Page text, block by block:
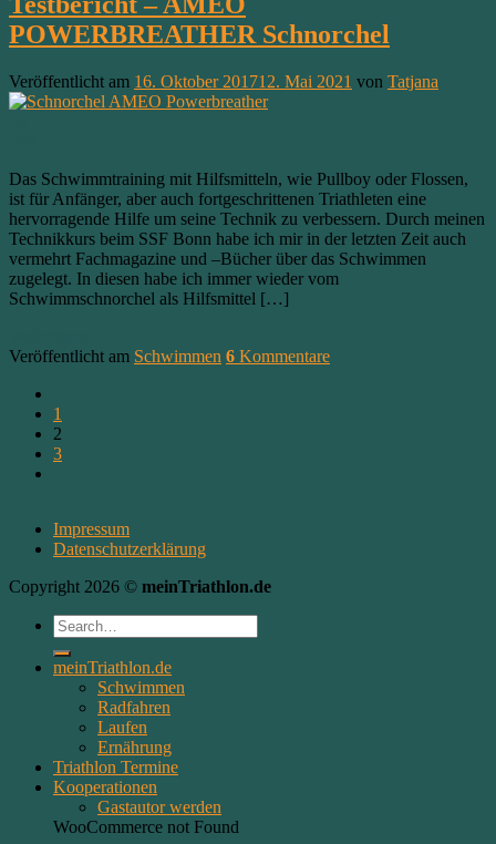
POWERBREATHER Schnorchel
Veröffentlicht am 16. Oktober 201712. Mai 2021 von Tatjana
Das Schwimmtraining mit Hilfsmitteln, wie Pullboy oder Flossen,
ist für Anfänger, aber auch fortgeschrittenen Triathleten eine
hervorragende Hilfe um seine Technik zu verbessern. Durch meinen
Technikkurs beim SSF Bonn habe ich mir in der letzten Zeit auch
vermehrt Fachmagazine und –Bücher über das Schwimmen
zugelegt. In diesen habe ich immer wieder vom
Schwimmschnorchel als Hilfsmittel […]
Veröffentlicht am Schwimmen 6 Kommentare
1
2
3
Impressum
Datenschutzerklärung
Copyright 2026 © meinTriathlon.de
meinTriathlon.de
Schwimmen
Radfahren
Laufen
Ernährung
Triathlon Termine
Kooperationen
Gastautor werden
WooCommerce not Found